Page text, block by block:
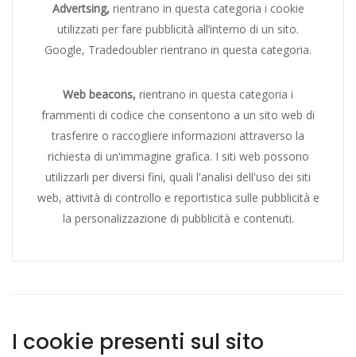
Advertsing, rientrano in questa categoria i cookie
utilizzati per fare pubblicità all’interno di un sito.
Google, Tradedoubler rientrano in questa categoria.
Web beacons, rientrano in questa categoria i
frammenti di codice che consentono a un sito web di
trasferire o raccogliere informazioni attraverso la
richiesta di un'immagine grafica. I siti web possono
utilizzarli per diversi fini, quali l'analisi dell'uso dei siti
web, attività di controllo e reportistica sulle pubblicità e
la personalizzazione di pubblicità e contenuti.
I cookie presenti sul sito